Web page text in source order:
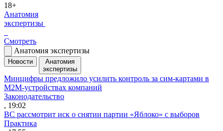
18+
Анатомия
экспертизы
Смотреть
Анатомия экспертизы
Новости
Анатомия
экспертизы
Минцифры предложило усилить контроль за сим-картами в
M2M-устройствах компаний
Законодательство
, 19:02
ВС рассмотрит иск о снятии партии «Яблоко» с выборов
Практика